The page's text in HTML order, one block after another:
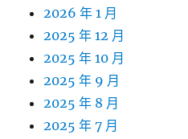
2026 年 1 月
2025 年 12 月
2025 年 10 月
2025 年 9 月
2025 年 8 月
2025 年 7 月